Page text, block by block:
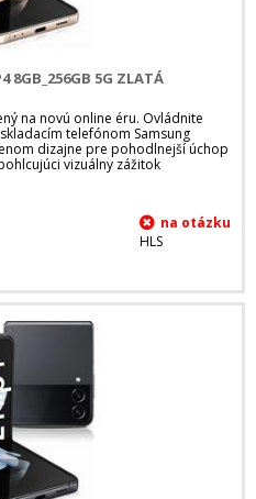
8GB_256GB 5G ZLATÁ
na novú online éru. Ovládnite
telefónom Samsung
dizajne pre pohodlnejší úchop
vizuálny zážitok
HLS